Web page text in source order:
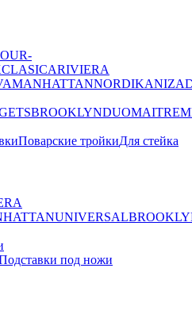
CLASICARIVIERA
MANHATTANNORDIKANIZA
BROOKLYNDUOMAITRE
Поварские тройкиДля стейка
UNIVERSAL
под ножи